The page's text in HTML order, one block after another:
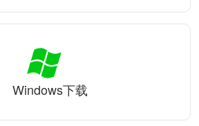
Windows下载